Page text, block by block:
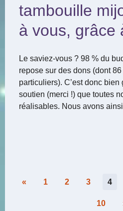
tambouille
à vous, grâce
Le saviez-vous ? 98 % du
repose sur des dons (dont
particuliers). C’est donc
soutien (merci !) que toutes
réalisables. Nous avons
Pagination
« 1 2 3 4
10